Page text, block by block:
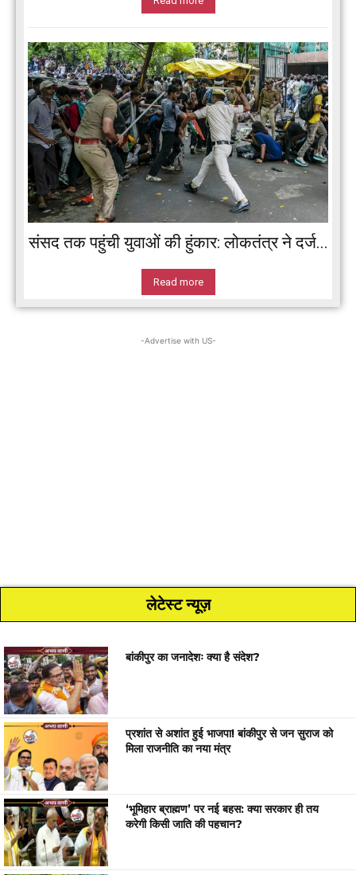
संसद तक पहुंची युवाओं की हुंकार: लोकतंत्र ने दर्ज...
Read more
-Advertise with US-
लेटेस्ट न्यूज़
बांकीपुर का जनादेशः क्या है संदेश?
प्रशांत से अशांत हुई भाजपा! बांकीपुर से जन सुराज को
मिला राजनीति का नया मंत्र
‘भूमिहार ब्राह्मण’ पर नई बहस: क्या सरकार ही तय
करेगी किसी जाति की पहचान?